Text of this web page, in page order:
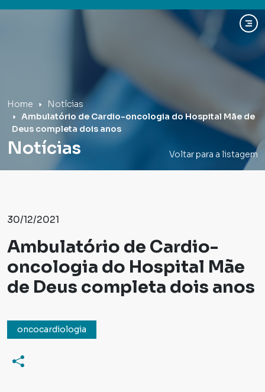
Home
Notícias
Ambulatório de Cardio-oncologia do Hospital Mãe de
Deus completa dois anos
Notícias Voltar para a listagem
30/12/2021
Ambulatório de Cardio-
oncologia do Hospital Mãe
de Deus completa dois anos
oncocardiologia